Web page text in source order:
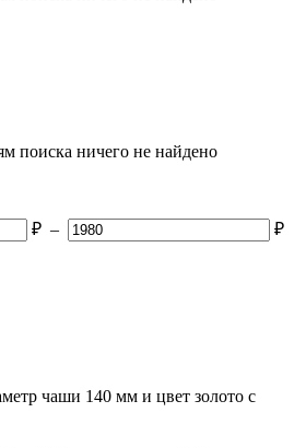
поиска ничего не найдено
₽ – ₽
чаши 140 мм и цвет золото с